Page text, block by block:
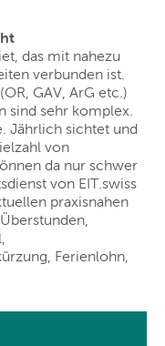
das mit nahezu
verbunden ist.
GAV, ArG etc.)
sind sehr komplex.
Jährlich sichtet und
von
da nur schwer
von EIT.swiss
praxisnahen
Ferienlohn,